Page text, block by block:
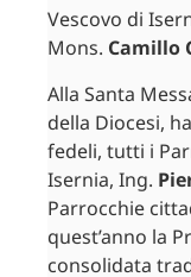
Vescovo di
Mons. Camillo
Alla Santa
della Diocesi,
fedeli, tutti i
Isernia, Ing.
Parrocchie
quest’anno la
consolidata